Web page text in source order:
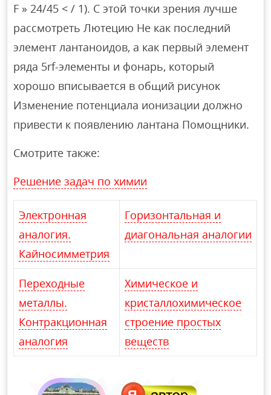
F » 24/45 < / 1). С этой точки зрения лучше
рассмотреть Лютецию Не как последний
элемент лантаноидов, а как первый элемент
ряда 5rf-элементы и фонарь, который
хорошо вписывается в общий рисунок
Изменение потенциала ионизации должно
привести к появлению лантана Помощники.
Смотрите также:
Решение задач по химии
Электронная
аналогия.
Кайносимметрия
Горизонтальная и
диагональная аналогии
Переходные
металлы.
Контракционная
аналогия
Химическое и
кристаллохимическое
строение простых
веществ